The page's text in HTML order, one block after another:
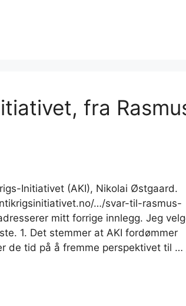
fra
Initiativet (AKI), Nikolai Østgaard.
…/svar-til-rasmus-
mitt forrige innlegg. Jeg
1. Det stemmer at AKI fordømmer
de tid på å fremme perspektivet til …